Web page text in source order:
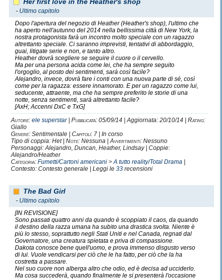
- Ultimo capitolo
Dopo l'apertura del negozio di Heather (Heather's shop), l'ultimo che
ha aperto nell'autunno del 2014 nella bellissima città di New York, la
nostra protagonista farà un incontro molto speciale con un ragazzo
altrettanto speciale. Ci saranno imprevisti, tentativi di abbordaggio,
guai, litigate serie e non, e tanto altro.
Heather dovrà scegliere se seguire il cuore o il cervello.
Ma per una persona acida come lei, che ha sempre seguito
l'orgoglio, al posto dei sentimenti, sarà così facile?
Alejandro, invece, dovrà fare i conti con una nuova parte di sé, così
come per la ragazza: essere innamorato. E per un ragazzo come lui,
seducente, attraente, ma che ha sempre preferito le storie di una
notte, senza sentimenti, sarà altrettanto facile?
[AxH; Accenni DxC e TxG]
Autore: ele superstar| Pubblicata: 05/09/14 | Aggiornata: 20/10/14 | Rating:
Giallo
Genere: Sentimentale | Capitoli: 7 | In corso
Tipo di coppia: Het | Note: Nessuna |Avvertimenti: Nessuno
Personaggi: Alejandro, Duncan, Heather, Lindsay | Coppie:
Alejandro/Heather
Categoria: Fumetti/Cartoni americani >A tutto reality/Total Drama
Contesto: Contesto generale | Leggi le 33 recensioni
The Bad Girl
- Ultimo capitolo
[IN REVISIONE]
Sono passati quattro anni da quando è scoppiato il caos, da quando
il destino della razza umana ha subito una drastica svolta. Niente è
più lo stesso, soprattutto negli Stati Uniti e nel Canada, regnati dal
Governatore, una creatura spietata e priva di compassione.
Dakota conosce bene quell'uomo, e prova immenso disgusto verso
di lui. Vuole vendicarsi per ciò che le ha fatto, per ciò che la ha
costretta a passare.
Nel suo cuore non alberga altro che odio, ed è decisa ad ucciderlo.
Ma cosa succederà, quando finalmente le si presenterà l'occasione